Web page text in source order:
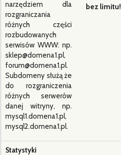
narzędziem dla
rozgraniczania
różnych części
rozbudowanych
serwisów WWW: np.
sklep@domena1.pl,
forum@domena1.pl.
Subdomeny służą że
do rozgraniczenia
różnych serwerów
danej witryny, np.
mysql1.domena1.pl,
mysql2.domena1.pl.
bez limitu!
Statystyki